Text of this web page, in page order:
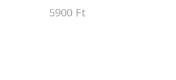
5900 Ft